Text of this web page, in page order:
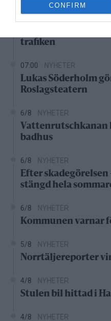
CONFIRM
trafiken
07:00 NYHETER
Lukas Söderholm
Roslagsteatern
6/8 NYHETER
Vattenrutschkanan
badhus
6/8 NYHETER
Efter
stängd hela
6/8 NYHETER
Kommunen varnar
5/8 NYHETER
Norrtäljereporter
4/8 NYHETER
Stulen bil hittad i
4/8 NYHETER